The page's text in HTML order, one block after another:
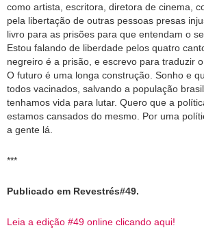
como artista, escritora, diretora de cinema,
pela libertação de outras pessoas presas
livro para as prisões para que entendam o
Estou falando de liberdade pelos quatro
negreiro é a prisão, e escrevo para traduzir
O futuro é uma longa construção. Sonho e
todos vacinados, salvando a população
tenhamos vida para lutar. Quero que a
estamos cansados do mesmo. Por uma
a gente lá.
***
Publicado em Revestrés#49.
Leia a edição #49 online clicando aqui!